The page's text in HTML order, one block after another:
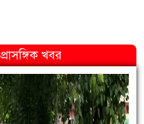
প্রাসঙ্গিক খবর